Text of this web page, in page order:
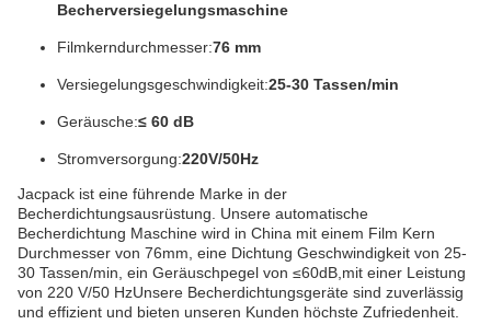
Becherversiegelungsmaschine
Filmkerndurchmesser:76 mm
Versiegelungsgeschwindigkeit:25-30 Tassen/min
Geräusche:≤ 60 dB
Stromversorgung:220V/50Hz
Jacpack ist eine führende Marke in der
Becherdichtungsausrüstung. Unsere automatische
Becherdichtung Maschine wird in China mit einem Film Kern
Durchmesser von 76mm, eine Dichtung Geschwindigkeit von 25-
30 Tassen/min, ein Geräuschpegel von ≤60dB,mit einer Leistung
von 220 V/50 HzUnsere Becherdichtungsgeräte sind zuverlässig
und effizient und bieten unseren Kunden höchste Zufriedenheit.